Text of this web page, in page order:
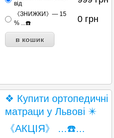
від
《ЗНИЖКИ》— 15
% ...☎️
0 грн
❖ Купити ортопедичні
матраци у Львові ✴️
《АКЦІЯ》 ...☎️...